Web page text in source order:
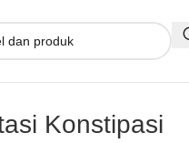
Konstipasi